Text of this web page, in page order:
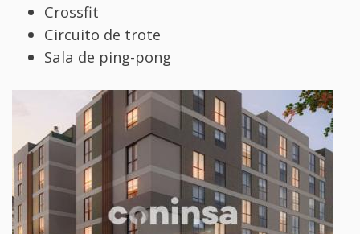
Crossfit
Circuito de trote
Sala de ping-pong